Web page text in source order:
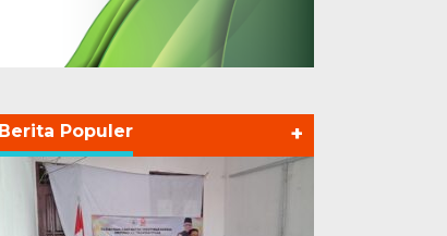
Berita Populer +